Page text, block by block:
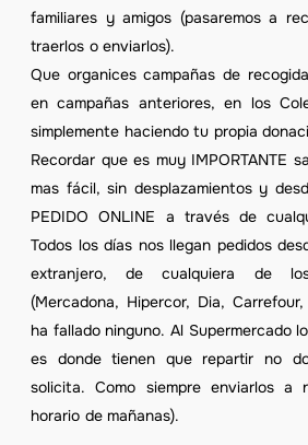
familiares y amigos (pasaremos a
traerlos o enviarlos).
Que organices campañas de
en campañas anteriores, en los
simplemente haciendo tu propia
Recordar que es muy IMPORTANTE
mas fácil, sin desplazamientos y
PEDIDO ONLINE a través de
Todos los días nos llegan pedidos
extranjero, de cualquiera de
(Mercadona, Hipercor, Dia,
ha fallado ninguno. Al Supermercado
es donde tienen que repartir no
solicita. Como siempre enviarlos a
horario de mañanas).